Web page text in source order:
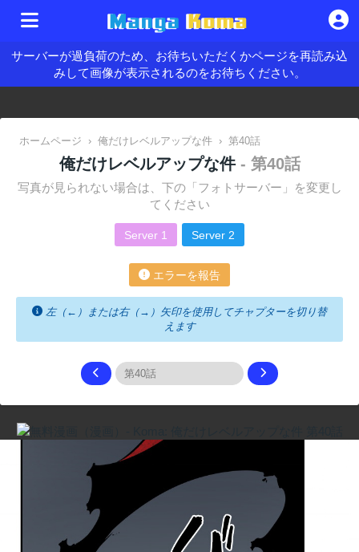
サーバーが過負荷のため、お待ちいただくかページを再読み込
みして画像が表示されるのをお待ちください。
ホームページ › 俺だけレベルアップな件 › 第40話
俺だけレベルアップな件 - 第40話
写真が見られない場合は、下の「フォトサーバー」を変更し
てください
Server 1 Server 2
エラーを報告
左（←）または右（→）矢印を使用してチャプターを切り替
えます